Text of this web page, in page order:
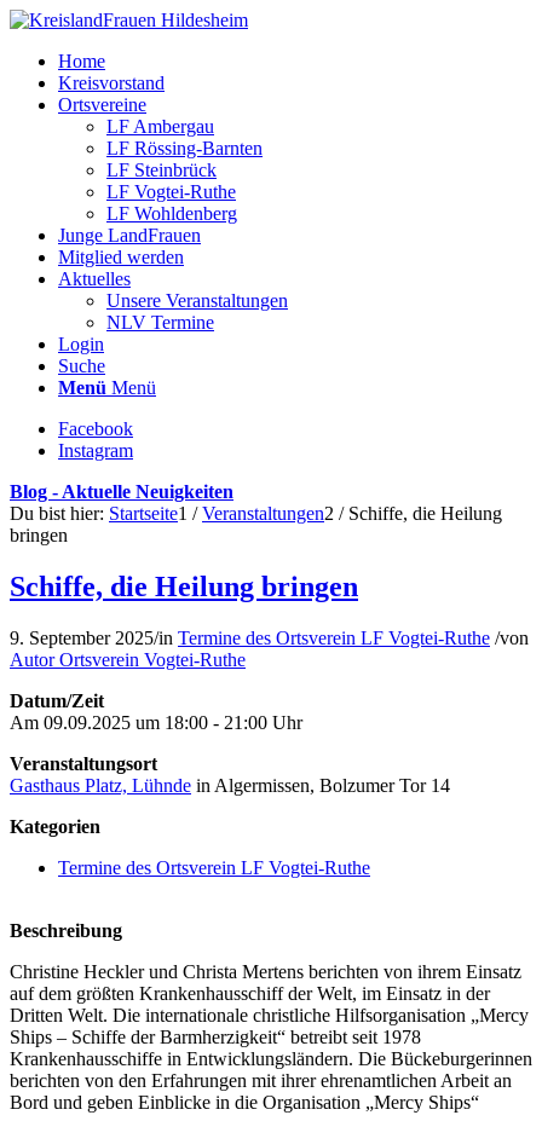
Home
Kreisvorstand
Ortsvereine
LF Ambergau
LF Rössing-Barnten
LF Steinbrück
LF Vogtei-Ruthe
LF Wohldenberg
Junge LandFrauen
Mitglied werden
Aktuelles
Unsere Veranstaltungen
NLV Termine
Login
Suche
Menü Menü
Facebook
Instagram
Blog - Aktuelle Neuigkeiten
Du bist hier: Startseite1 / Veranstaltungen2 / Schiffe, die Heilung
bringen
Schiffe, die Heilung bringen
9. September 2025/in Termine des Ortsverein LF Vogtei-Ruthe /von
Autor Ortsverein Vogtei-Ruthe
Datum/Zeit
Am 09.09.2025 um 18:00 - 21:00 Uhr
Veranstaltungsort
Gasthaus Platz, Lühnde in Algermissen, Bolzumer Tor 14
Kategorien
Termine des Ortsverein LF Vogtei-Ruthe
Beschreibung
Christine Heckler und Christa Mertens berichten von ihrem Einsatz
auf dem größten Krankenhausschiff der Welt, im Einsatz in der
Dritten Welt. Die internationale christliche Hilfsorganisation „Mercy
Ships – Schiffe der Barmherzigkeit“ betreibt seit 1978
Krankenhausschiffe in Entwicklungsländern. Die Bückeburgerinnen
berichten von den Erfahrungen mit ihrer ehrenamtlichen Arbeit an
Bord und geben Einblicke in die Organisation „Mercy Ships“